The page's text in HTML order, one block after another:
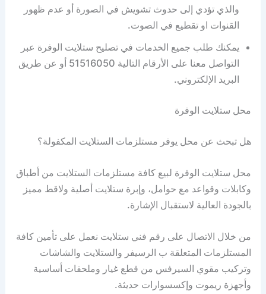
والذي تؤدي إلى حدوث تشويش في الصورة أو عدم ظهور
القنوات او تقطيع في الصوت.
يمكنك طلب جميع الخدمات في تصليح ستلايت الوفرة عبر
التواصل معنا على الأرقام التالية 51516050 أو عن طريق
البريد الإلكتروني.
محل ستلايت الوفرة
هل تبحث عن محل يوفر مستلزمات الستلايت المكفولة؟
محل ستلايت الوفرة لبيع كافة مستلزمات الستلايت من أطباق
وكابلات وقواعد مع حوامل، وإبرة ستلايت أصلية ولاقط مميز
بالجودة العالية لاستقبال الإشارة.
من خلال الاتصال على رقم فني ستلايت نعمل على تأمين كافة
المستلزمات المتعلقة ب الرسيفر والستلايت والشاشات
وتركيب مقوي السيرفس من قطع غيار وملحقات أساسية
وأجهزة ريموت وإكسسوارات حديثة.